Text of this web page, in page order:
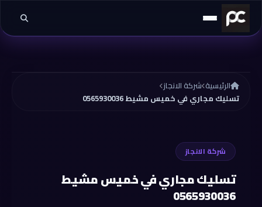
تخطي إلى المحتوى
الرئيسية شركة الانجاز
تسليك مجاري في خميس مشيط 0565930036
شركة الانجاز
تسليك مجاري في خميس مشيط
0565930036